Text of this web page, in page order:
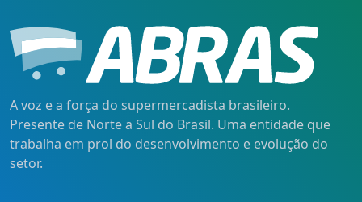
A voz e a força do supermercadista brasileiro.
Presente de Norte a Sul do Brasil. Uma entidade que
trabalha em prol do desenvolvimento e evolução do
setor.